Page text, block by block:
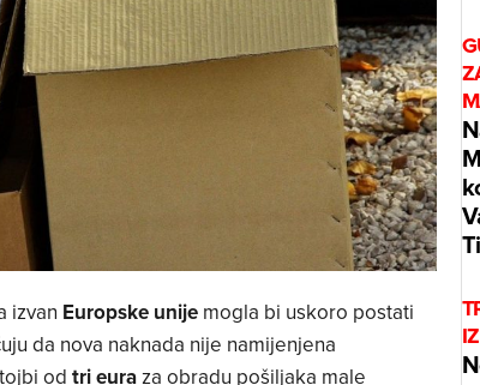
izvan Europske unijemogla bi uskoro postati
da nova naknada nije namijenjena
od tri euraza obradu pošiljaka male